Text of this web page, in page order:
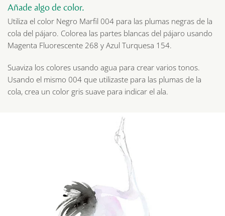
Añade algo de color.
Utiliza el color Negro Marfil 004 para las plumas negras de la
cola del pájaro. Colorea las partes blancas del pájaro usando
Magenta Fluorescente 268 y Azul Turquesa 154.
Suaviza los colores usando agua para crear varios tonos.
Usando el mismo 004 que utilizaste para las plumas de la
cola, crea un color gris suave para indicar el ala.